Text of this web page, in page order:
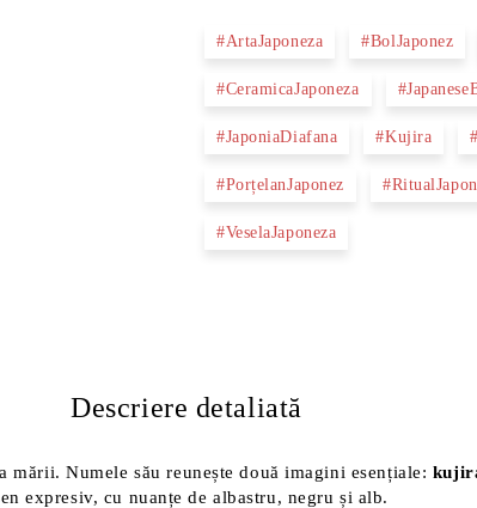
#ArtaJaponeza #BolJaponez
#CeramicaJaponeza
#JaponiaDiafana #Kujira
#PorțelanJaponez
#VeselaJaponeza
Descriere detaliată
Numele său reunește două imagini esențiale:
expresiv, cu nuanțe de albastru, negru și alb.